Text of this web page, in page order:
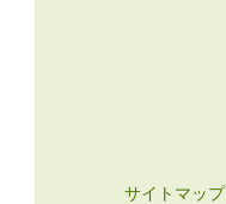
サイトマップ